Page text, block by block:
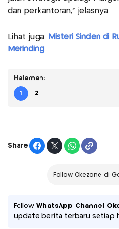
dan perkantoran," jelasnya.
Lihat juga: Misteri Sinden di
Merinding
Halaman:
1 2
Share
Follow Okezone di
FollowWhatsApp Channel
update berita terbaru setiap